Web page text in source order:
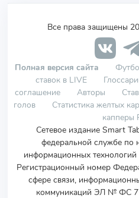
Все права защищены
Полная версия сайта
ставок в LIVE
соглашение
Авторы
голов
Статистика желтых
капперы
Сетевое издание Smart
федеральной службе по
информационных
Регистрационный номер
сфере связи,
коммуникаций ЭЛ № ФС